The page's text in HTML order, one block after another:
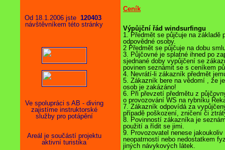
Ceník
Výpůjční řád windsurfingu
1. Předmět se půjčuje na základě
odpovědné osoby.
2 Předmět se půjčuje na dobu
3. Půjčovné je splatné ihned po
sjednané doby vypůjčení se
povinen seznámit se s ceníkem
4. Nevrátí-li zákazník předmět
5. Zákazník bere na vědomí , že
osob je zakázáno!
6. Při převzetí předmětu z
o provozování WS na rybníku
7. Zákazník odpovídá za
případě poškození, zničení či
8. Povinností zákazníka je
použití a řídit se jimi.
9. Provozovatel nenese
neopatrností nebo nedostatkem
jiných návykových látek.
Od 18.1.2006 jste 120403
návštěvníkem této stránky
Ve spolupráci s AB - diving
zajistíme instruktorské
služby pro potápění
Areál je součástí projektu
aktivní turistika